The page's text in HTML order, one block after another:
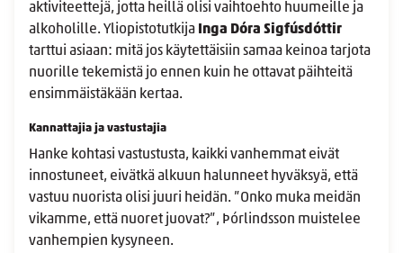
aktiviteettejä, jotta heillä olisi vaihtoehto huumeille ja
alkoholille. Yliopistotutkija Inga Dóra Sigfúsdóttir
tarttui asiaan: mitä jos käytettäisiin samaa keinoa tarjota
nuorille tekemistä jo ennen kuin he ottavat päihteitä
ensimmäistäkään kertaa.
Kannattajia ja vastustajia
Hanke kohtasi vastustusta, kaikki vanhemmat eivät
innostuneet, eivätkä alkuun halunneet hyväksyä, että
vastuu nuorista olisi juuri heidän. ”Onko muka meidän
vikamme, että nuoret juovat?”, Þórlindsson muistelee
vanhempien kysyneen.